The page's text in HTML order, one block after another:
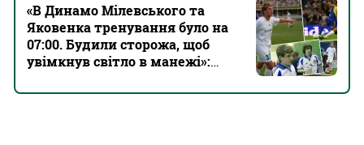
«В Динамо Мілевського та
Яковенка тренування було на
07:00. Будили сторожа, щоб
увімкнув світло в манежі»: